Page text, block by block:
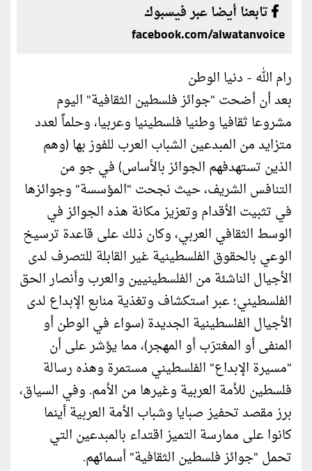
تابعنا أيضا عبر فيسبوك
facebook.com/alwatanvoice
رام الله - دنيا الوطن
بعد أن أضحت "جوائز فلسطين الثقافية" اليوم
مشروعا ثقافيا وطنيا فلسطينيا وعربيا، وحلماً لعدد
متزايد من المبدعين الشباب العرب للفوز بها (وهم
الذين تستهدفهم الجوائز بالأساس) في جو من
التنافس الشريف، حيث نجحت "المؤسسة" وجوائزها
في تثبيت الأقدام وتعزيز مكانة هذه الجوائز في
الوسط الثقافي العربي، وكان ذلك على قاعدة ترسيخ
الوعي بالحقوق الفلسطينية غير القابلة للتصرف لدى
الأجيال الناشئة من الفلسطينيين والعرب وأنصار الحق
الفلسطيني؛ عبر استكشاف وتغذية منابع الإبداع لدى
الأجيال الفلسطينية الجديدة (سواء في الوطن أو
المنفى أو المغترَب أو المهجر)، مما يؤشر على أن
"مسيرة الإبداع" الفلسطيني مستمرة وهذه رسالة
فلسطين للأمة العربية وغيرها من الأمم. وفي السياق،
برز مقصد تحفيز صبايا وشباب الأمة العربية أينما
كانوا على ممارسة التميز اقتداء بالمبدعين التي
تحمل "جوائز فلسطين الثقافية" أسمائهم.